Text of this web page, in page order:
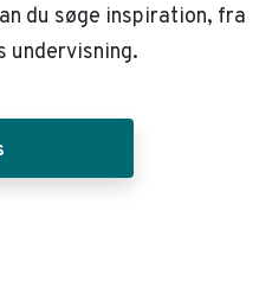
du søge inspiration, fra
undervisning.